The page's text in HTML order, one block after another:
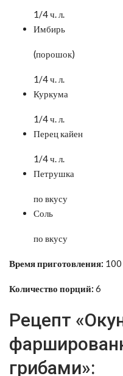
1/4 ч. л.
Имбирь
(порошок)
1/4 ч. л.
Куркума
1/4 ч. л.
Перец кайен
1/4 ч. л.
Петрушка
по вкусу
Соль
по вкусу
Время приготовления: 100
Количество порций: 6
Рецепт
грибами»: